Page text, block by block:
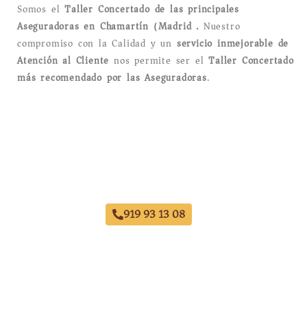
Somos elTaller Concertado de las principales
Aseguradoras en Chamartín (Madrid). Nuestro
compromiso con la Calidad y un servicio inmejorable de
Atención al Clientenos permite ser elTaller Concertado
más recomendado por las Aseguradoras.
919 93 13 08